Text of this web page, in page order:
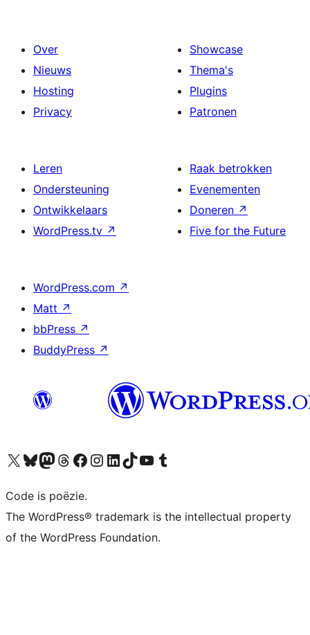
Over
Nieuws
Hosting
Privacy
Showcase
Thema's
Plugins
Patronen
Leren
Ondersteuning
Ontwikkelaars
WordPress.tv ↗
Raak betrokken
Evenementen
Doneren ↗
Five for the Future
WordPress.com ↗
Matt ↗
bbPress ↗
BuddyPress ↗
Bezoek ons X (voorheen Twitter) account
Bezoek ons Bluesky account
Bezoek ons Mastodon account
Bezoek ons Threads account
Onze Facebook pagina bezoeken
Bezoek ons Instagram account
Bezoek ons LinkedIn account
Bezoek ons TikTok account
Bezoek ons YouTube kanaalBezoek ons Tumblr account
Code is poëzie.
The WordPress® trademark is the intellectual property
of the WordPress Foundation.